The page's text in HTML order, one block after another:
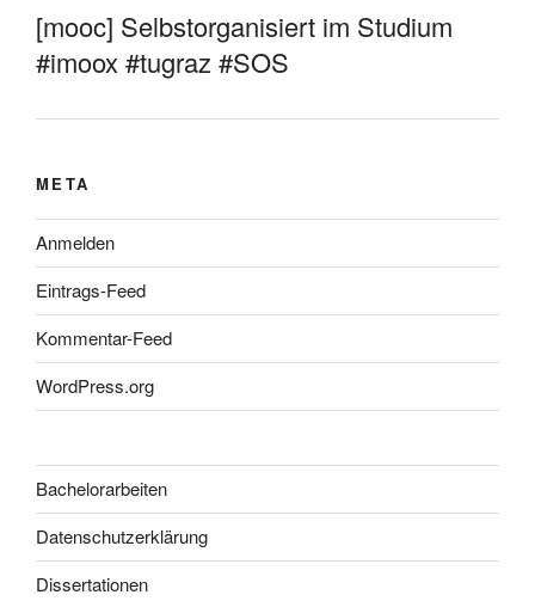
[mooc] Selbstorganisiert im Studium
#imoox #tugraz #SOS
META
Anmelden
Eintrags-Feed
Kommentar-Feed
WordPress.org
Bachelorarbeiten
Datenschutzerklärung
Dissertationen